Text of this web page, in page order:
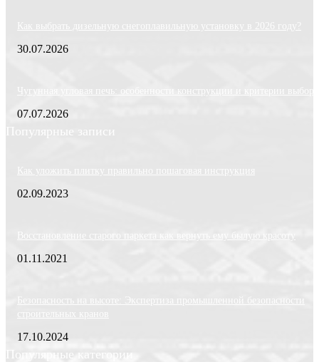
Как выбрать дизельную снегоплавильную установку в 2026 году?
30.07.2026
Чугунная угловая печь: особенности конструкции и критерии выбора
07.07.2026
Популярные записи
Как уложить плитку правильно пошаговая инструкция
02.09.2023
Восстановление старого паркета как вернуть ему былую красоту
01.11.2021
Безопасность на высоте: Экспертиза промышленной безопасности
строительных кранов
17.10.2024
Популярные категории